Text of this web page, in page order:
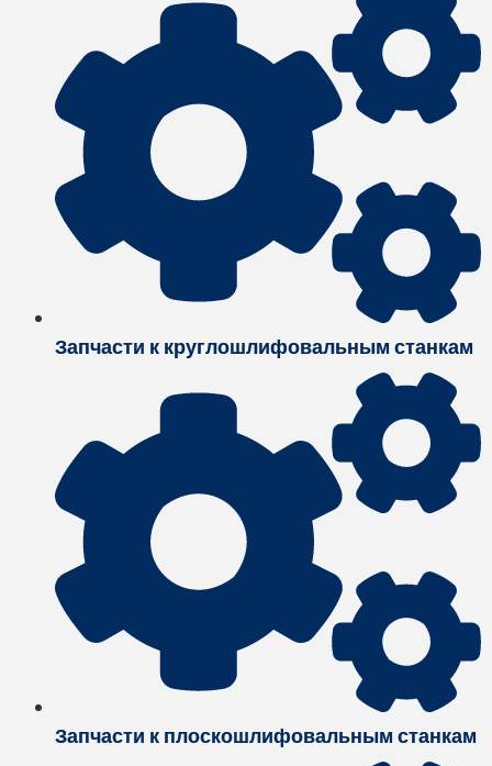
Запчасти к круглошлифовальным станкам
Запчасти к плоскошлифовальным станкам